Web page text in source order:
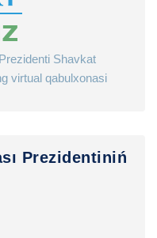
Shavkat
virtual qabulxonasi
Prezidentiniń